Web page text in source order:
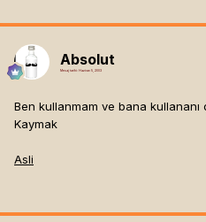
Absolut
Mesaj tarihi: Haziran 5, 2003
Ben kullanmam ve bana kullananı
Kaymak
Asli